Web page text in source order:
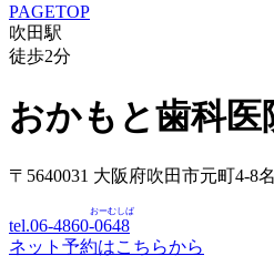
PAGETOP
吹田駅
徒歩2分
おかもと歯科医
〒5640031 大阪府吹田市元町4-8
tel.06-4860-0648
おーむしば
ネット予約はこちらから